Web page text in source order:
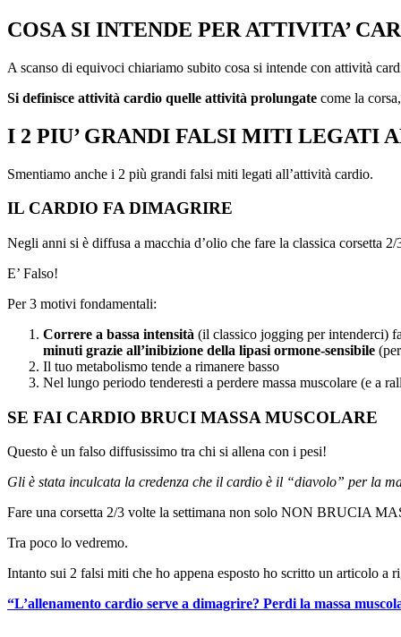
COSA SI INTENDE PER ATTIVITA’
A scanso di equivoci chiariamo subito cosa si intende con attività
Si definisce attività cardio quelle attività prolungate come la
I 2 PIU’ GRANDI FALSI MITI LEGATI
Smentiamo anche i 2 più grandi falsi miti legati all’attività cardio.
IL CARDIO FA DIMAGRIRE
Negli anni si è diffusa a macchia d’olio che fare la classica corsetta
E’ Falso!
Per 3 motivi fondamentali:
Correre a bassa intensità (il classico jogging per intenderci)
minuti grazie all’inibizione della lipasi ormone-sensibile
Il tuo metabolismo tende a rimanere basso
Nel lungo periodo tenderesti a perdere massa muscolare (e a
SE FAI CARDIO BRUCI MASSA MUSCOLARE
Questo è un falso diffusissimo tra chi si allena con i pesi!
Gli è stata inculcata la credenza che il cardio è il “diavolo” per la
Fare una corsetta 2/3 volte la settimana non solo NON BRUCIA
Tra poco lo vedremo.
Intanto sui 2 falsi miti che ho appena esposto ho scritto un articolo
“L’allenamento cardio serve a dimagrire? Perdi la massa